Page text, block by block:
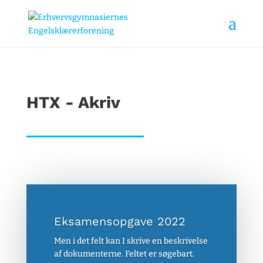
HTX - Akriv
Eksamensopgave 2022
Men i det felt kan I skrive en beskrivelse
af dokumenterne. Feltet er søgebart.